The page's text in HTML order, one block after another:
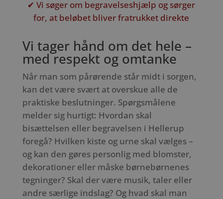
✔ Vi søger om begravelseshjælp og sørger
for, at beløbet bliver fratrukket direkte
Vi tager hånd om det hele –
med respekt og omtanke
Når man som pårørende står midt i sorgen,
kan det være svært at overskue alle de
praktiske beslutninger. Spørgsmålene
melder sig hurtigt: Hvordan skal
bisættelsen eller begravelsen i Hellerup
foregå? Hvilken kiste og urne skal vælges –
og kan den gøres personlig med blomster,
dekorationer eller måske børnebørnenes
tegninger? Skal der være musik, taler eller
andre særlige indslag? Og hvad skal man